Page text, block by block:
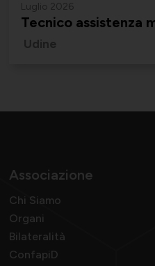
Luglio 2026
Tecnico assistenza
Udine
Associazione
Chi Siamo
Organi
Bilateralità
ConfapiD